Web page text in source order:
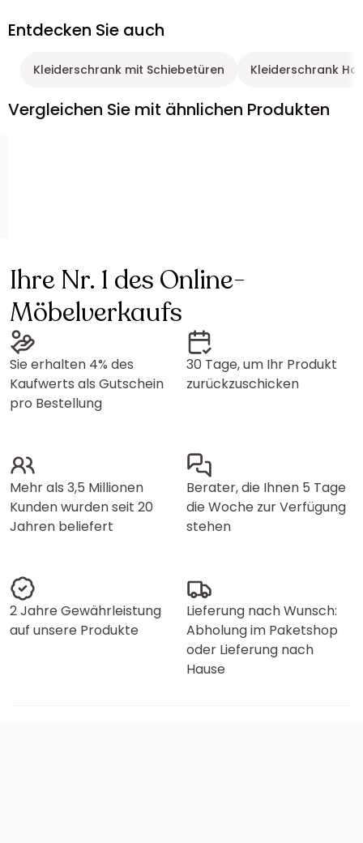
Entdecken Sie auch
Kleiderschrank mit Schiebetüren Kleiderschrank
Vergleichen Sie mit ähnlichen Produkten
Ihre Nr. 1 des Online-
Möbelverkaufs
Sie erhalten 4% des
Kaufwerts als Gutschein
pro Bestellung
30 Tage, um Ihr Produkt
zurückzuschicken
Mehr als 3,5 Millionen
Kunden wurden seit 20
Jahren beliefert
Berater, die Ihnen 5 Tage
die Woche zur Verfügung
stehen
2 Jahre Gewährleistung
auf unsere Produkte
Lieferung nach Wunsch:
Abholung im Paketshop
oder Lieferung nach
Hause